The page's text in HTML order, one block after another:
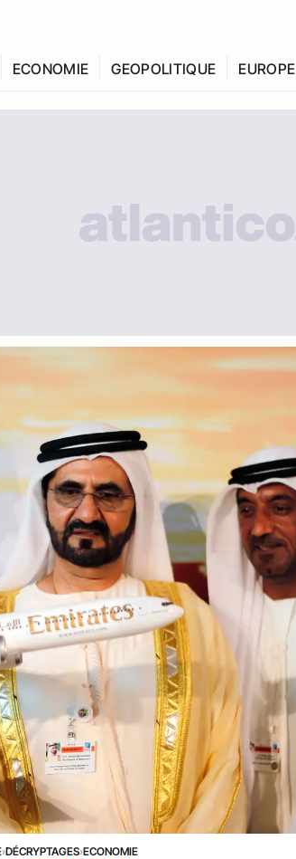
ECONOMIE GEOPOLITIQUE EUROPE
›DÉCRYPTAGES›ECONOMIE